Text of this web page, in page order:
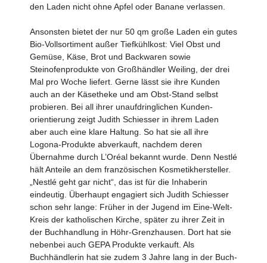
den Laden nicht ohne Apfel oder Banane verlassen.
Ansonsten bietet der nur 50 qm große Laden ein gutes
Bio-Vollsortiment außer Tiefkühlkost: Viel Obst und
Gemüse, Käse, Brot und Backwaren sowie
Steinofenprodukte von Großhändler Weiling, der drei
Mal pro Woche liefert. Gerne lässt sie ihre Kunden
auch an der Käsetheke und am Obst-Stand selbst
probieren. Bei all ihrer unaufdringlichen Kunden­
orientierung zeigt Judith Schiesser in ihrem Laden
aber auch eine klare Haltung. So hat sie all ihre
Logona-Produkte abverkauft, nachdem deren
Übernahme durch L’Oréal bekannt wurde. Denn Nestlé
hält Anteile an dem französischen Kosmetikhersteller.
„Nestlé geht gar nicht“, das ist für die Inhaberin
eindeutig. Überhaupt engagiert sich Judith Schiesser
schon sehr lange: Früher in der Jugend im Eine-Welt-
Kreis der katholischen Kirche, später zu ihrer Zeit in
der Buchhandlung in Höhr-Grenzhausen. Dort hat sie
nebenbei auch GEPA Produkte verkauft. Als
Buchhändlerin hat sie zudem 3 Jahre lang in der Buch-